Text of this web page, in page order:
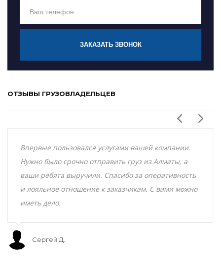
ЗАКАЗАТЬ ЗВОНОК
ОТЗЫВЫ ГРУЗОВЛАДЕЛЬЦЕВ
Впервые пользовался услугами вашей компании.
Нужно было срочно отправить груз из Алматы, а
ваши ребята выручили. Спасибо за оперативность
и лояльное отношение к заказчикам. С вами можно
иметь дело.
Сергей Д.